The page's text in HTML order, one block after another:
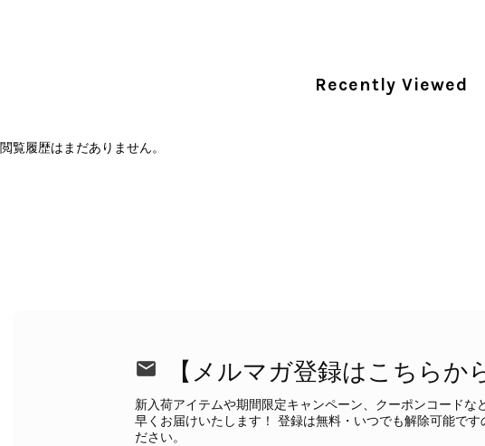
CELINE セリーヌ 財布 ブラック ガンチーニ レザー 3つ折り vintage ヴィンテージ オールド 6xspmn
この度も当店をご利用いただき、そして心温ま
今回も商品を無事にお受け取りいただき、状態
て見つけたカラーとデザイン」とのお言葉や、
本当に嬉しく思っております。 さらに、前回ご
Recently Viewed
閲覧履歴はまだありません。
【メルマガ登録はこちらか
新入荷アイテムや期間限定キャンペーン、クーポンコードな
早くお届けいたします！ 登録は無料・いつでも解除可能です
ださい。